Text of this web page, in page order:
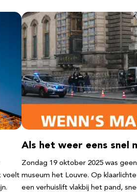
voelt
Als het weer eens snel
Zondag 19 oktober 2025 was
museum het Louvre. Op
een verhuislift vlakbij het pand,